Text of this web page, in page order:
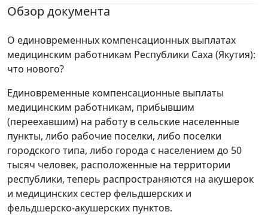
Обзор документа
О единовременных компенсационных выплатах
медицинским работникам Республики Саха (Якутия):
что нового?
Единовременные компенсационные выплаты
медицинским работникам, прибывшим
(переехавшим) на работу в сельские населенные
пункты, либо рабочие поселки, либо поселки
городского типа, либо города с населением до 50
тысяч человек, расположенные на территории
республики, теперь распространяются на акушерок
и медицинских сестер фельдшерских и
фельдшерско-акушерских пунктов.